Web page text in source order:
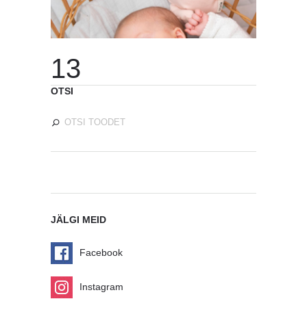
13
OTSI
JÄLGI MEID
Facebook
Instagram